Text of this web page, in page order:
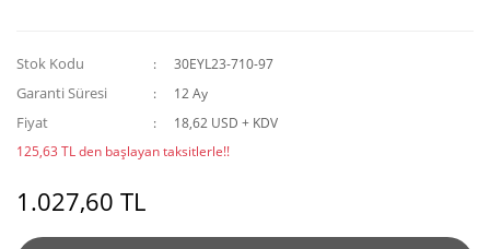
Stok Kodu 30EYL23-710-97
Garanti Süresi 12 Ay
Fiyat
18,62 USD + KDV
125,63 TL den başlayan taksitlerle!!
1.027,60 TL